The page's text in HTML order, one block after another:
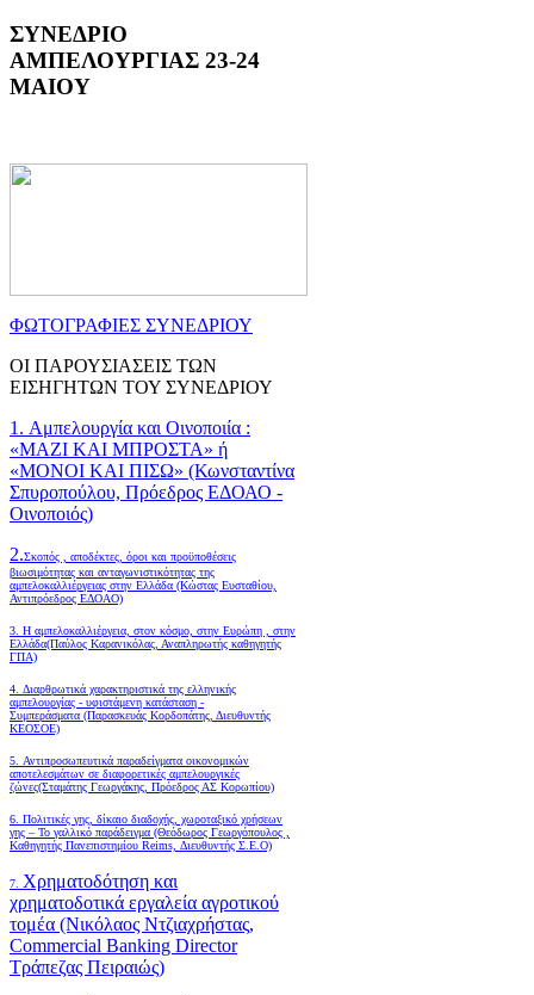
ΣΥΝΕΔΡΙΟ
ΑΜΠΕΛΟΥΡΓΙΑΣ 23-24
ΜΑΙΟΥ
ΦΩΤΟΓΡΑΦΙΕΣ ΣΥΝΕΔΡΙΟΥ
ΟΙ ΠΑΡΟΥΣΙΑΣΕΙΣ ΤΩΝ
ΕΙΣΗΓΗΤΩΝ ΤΟΥ ΣΥΝΕΔΡΙΟΥ
1. Αμπελουργία και Οινοποιία :
«ΜΑΖΙ ΚΑΙ ΜΠΡΟΣΤΑ» ή
«ΜΟΝΟΙ ΚΑΙ ΠΙΣΩ» (Κωνσταντίνα
Σπυροπούλου, Πρόεδρος ΕΔΟΑΟ -
Οινοποιός)
2.Σκοπός , αποδέκτες, όροι και προϋποθέσεις
βιωσιμότητας και ανταγωνιστικότητας της
αμπελοκαλλιέργειας στην Ελλάδα (Κώστας Ευσταθίου,
Αντιπρόεδρος ΕΔΟΑΟ)
3. Η αμπελοκαλλιέργεια, στον κόσμο, στην Ευρώπη , στην
Ελλάδα(Παύλος Καρανικόλας, Αναπληρωτής καθηγητής
ΓΠΑ)
4. Διαρθρωτικά χαρακτηριστικά της ελληνικής
αμπελουργίας - υφιστάμενη κατάσταση -
Συμπεράσματα (Παρασκευάς Κορδοπάτης, Διευθυντής
ΚΕΟΣΟΕ)
5. Αντιπροσωπευτικά παραδείγματα οικονομικών
αποτελεσμάτων σε διαφορετικές αμπελουργικές
ζώνες(Σταμάτης Γεωργάκης, Πρόεδρος ΑΣ Κορωπίου)
6. Πολιτικές γης, δίκαιο διαδοχής, χωροταξικό χρήσεων
γης – Το γαλλικό παράδειγμα (Θεόδωρος Γεωργόπουλος ,
Καθηγητής Πανεπιστημίου Reims, Διευθυντής Σ.Ε.Ο)
7. Χρηματοδότηση και
χρηματοδοτικά εργαλεία αγροτικού
τομέα (Νικόλαος Ντζιαχρήστας,
Commercial Banking Director
Τράπεζας Πειραιώς)